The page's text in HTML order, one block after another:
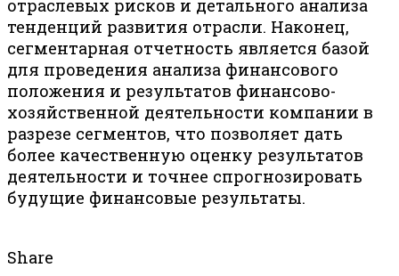
отраслевых рисков и детального анализа
тенденций развития отрасли. Наконец,
сегментарная отчетность является базой
для проведения анализа финансового
положения и результатов финансово-
хозяйственной деятельности компании в
разрезе сегментов, что позволяет дать
более качественную оценку результатов
деятельности и точнее спрогнозировать
будущие финансовые результаты.
Share